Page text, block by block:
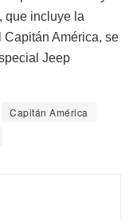
que incluye la
América, se
Jeep
Capitán América